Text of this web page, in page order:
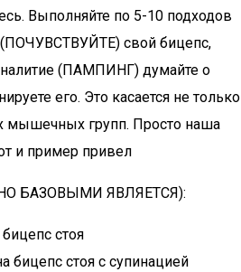
Выполняйте по 5-10 подходов
свой бицепс,
(ПАМПИНГ) думайте о
его. Это касается не только
мышечных групп. Просто наша
и пример привел
БАЗОВЫМИ ЯВЛЯЕТСЯ):
стоя
бицепс стоя с супинацией